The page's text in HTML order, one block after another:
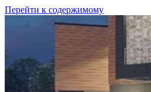
Перейти к содержимому